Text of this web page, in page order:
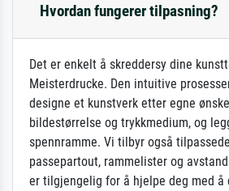
Hvordan fungerer tilpasning?
Det er enkelt å skreddersy dine
Meisterdrucke. Den intuitive
designe et kunstverk etter egne
bildestørrelse og trykkmedium, og
spennramme. Vi tilbyr også
passepartout, rammelister og
er tilgjengelig for å hjelpe deg med å